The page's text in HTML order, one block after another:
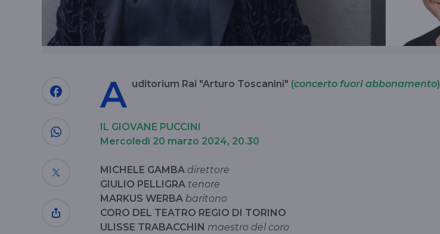
A uditorium Rai "Arturo Toscanini" (concerto fuori abbonamento)
IL GIOVANE PUCCINI
Mercoledì 20 marzo 2024, 20.30
MICHELE GAMBA direttore
GIULIO PELLIGRA tenore
MARKUS WERBA baritono
CORO DEL TEATRO REGIO DI TORINO
ULISSE TRABACCHIN maestro del coro